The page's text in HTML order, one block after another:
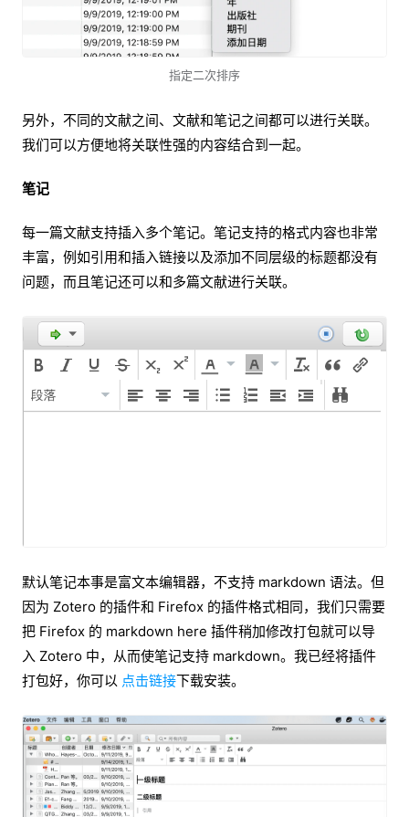
指定二次排序
另外，不同的文献之间、文献和笔记之间都可以进行关联。
我们可以方便地将关联性强的内容结合到一起。
笔记
每一篇文献支持插入多个笔记。笔记支持的格式内容也非常
丰富，例如引用和插入链接以及添加不同层级的标题都没有
问题，而且笔记还可以和多篇文献进行关联。
默认笔记本事是富文本编辑器，不支持 markdown 语法。但
因为 Zotero 的插件和 Firefox 的插件格式相同，我们只需要
把 Firefox 的 markdown here 插件稍加修改打包就可以导
入 Zotero 中，从而使笔记支持 markdown。我已经将插件
打包好，你可以 点击链接下载安装。